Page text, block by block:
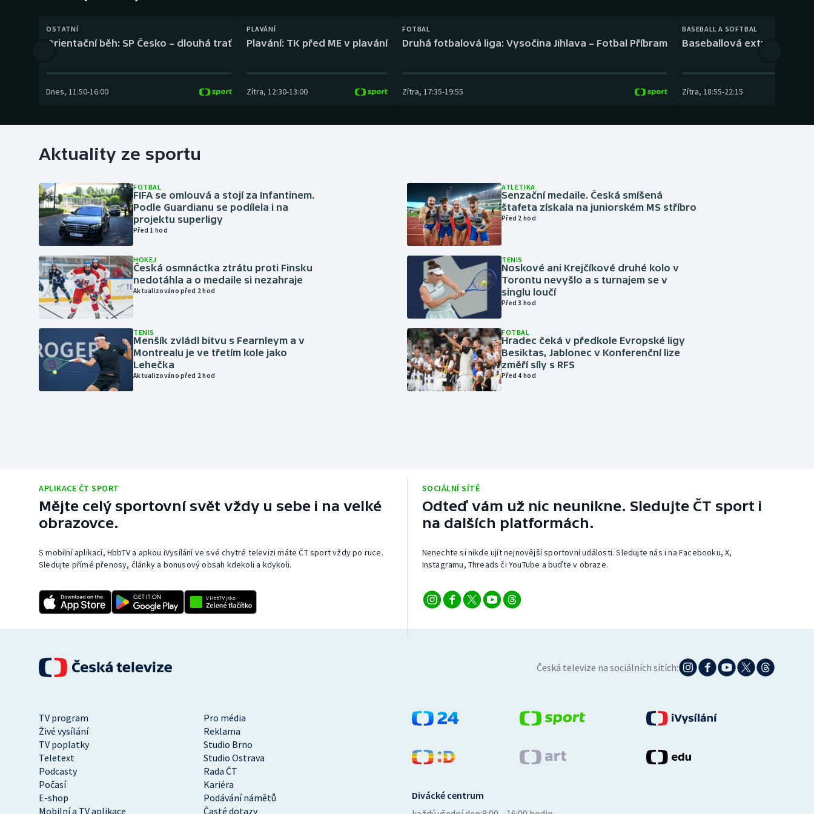
Futsal
Gymnastika
Parasport Volejbal
OSTATNÍ
Orientační běh: SP Česko – dlouhá trať
Dnes, 11:50-16:00
PLAVÁNÍ
Plavání: TK před ME v plavání
Zítra, 12:30-13:00
FOTBAL
Druhá fotbalová liga: Vysočina Jihlava – Fotbal Příbram
Zítra, 17:35-19:55
BASEBALL A SOFTBAL
Baseballová extraliga:
Zítra, 18:55-22:15
Aktuality ze sportu
FOTBAL
FIFA se omlouvá a stojí za Infantinem.
Podle Guardianu se podílela i na
projektu superligy
Před 1 hod
HOKEJ
Česká osmnáctka ztrátu proti Finsku
nedotáhla a o medaile si nezahraje
Aktualizováno před 2 hod
TENIS
Menšík zvládl bitvu s Fearnleym a v
Montrealu je ve třetím kole jako
Lehečka
Aktualizováno před 2 hod
ATLETIKA
Senzační medaile. Česká smíšená
štafeta získala na juniorském MS stříbro
Před 2 hod
TENIS
Noskové ani Krejčíkové druhé kolo v
Torontu nevyšlo a s turnajem se v
singlu loučí
Před 3 hod
FOTBAL
Hradec čeká v předkole Evropské ligy
Besiktas, Jablonec v Konferenční lize
změří síly s RFS
Před 4 hod
APLIKACE ČT SPORT
Mějte celý sportovní svět vždy u sebe i na velké
obrazovce.
S mobilní aplikací, HbbTV a apkou iVysílání ve své chytré televizi máte ČT sport vždy po ruce.
Sledujte přímé přenosy, články a bonusový obsah kdekoli a kdykoli.
SOCIÁLNÍ SÍTĚ
Odteď vám už nic neunikne. Sledujte ČT sport i
na dalších platformách.
Nenechte si nikde ujít nejnovější sportovní události. Sledujte nás i na Facebooku, X,
Instagramu, Threads či YouTube a buďte v obraze.
Česká televize na sociálních sítích:
TV program
Pro média
Živé vysílání
Reklama
TV poplatky
Studio Brno
Teletext
Studio Ostrava
Podcasty
Rada ČT
Počasí
Kariéra
E-shop
Podávání námětů
Mobilní a TV aplikace
Časté dotazy
Divácké centrum